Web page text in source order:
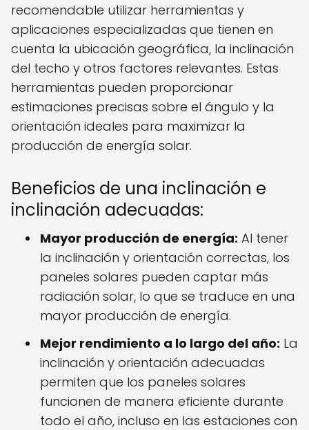
recomendable utilizar herramientas y
aplicaciones especializadas que tienen en
cuenta la ubicación geográfica, la inclinación
del techo y otros factores relevantes. Estas
herramientas pueden proporcionar
estimaciones precisas sobre el ángulo y la
orientación ideales para maximizar la
producción de energía solar.
Beneficios de una inclinación e
inclinación adecuadas:
Mayor producción de energía: Al tener
la inclinación y orientación correctas, los
paneles solares pueden captar más
radiación solar, lo que se traduce en una
mayor producción de energía.
Mejor rendimiento a lo largo del año: La
inclinación y orientación adecuadas
permiten que los paneles solares
funcionen de manera eficiente durante
todo el año, incluso en las estaciones con